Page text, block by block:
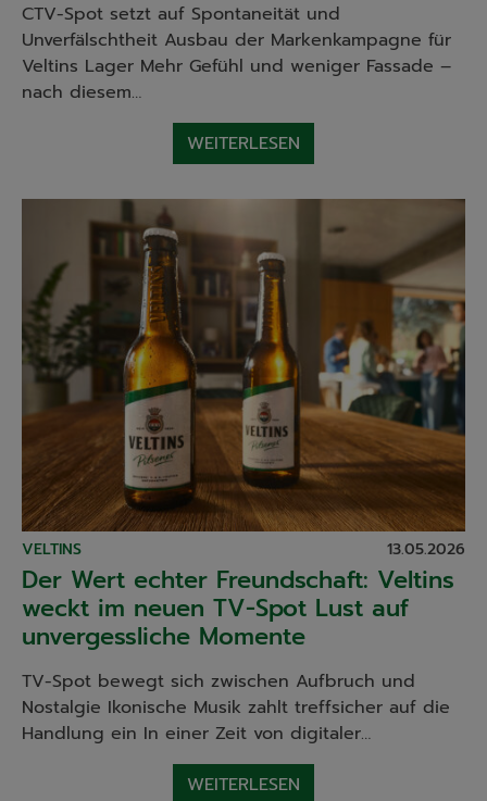
CTV-Spot setzt auf Spontaneität und
Unverfälschtheit Ausbau der Markenkampagne für
Veltins Lager Mehr Gefühl und weniger Fassade –
nach diesem…
WEITERLESEN
VELTINS 13.05.2026
Der Wert echter Freundschaft: Veltins
weckt im neuen TV-Spot Lust auf
unvergessliche Momente
TV-Spot bewegt sich zwischen Aufbruch und
Nostalgie Ikonische Musik zahlt treffsicher auf die
Handlung ein In einer Zeit von digitaler…
WEITERLESEN